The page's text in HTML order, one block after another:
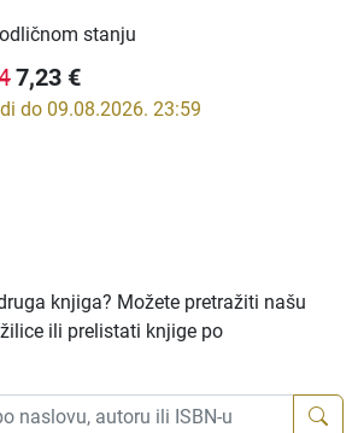
stanju
7,23 €
do 09.08.2026. 23:59
knjiga? Možete pretražiti našu
ili prelistati knjige po